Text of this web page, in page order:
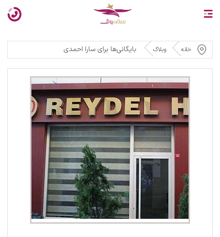
خانه وبلاگ بایگانی‌ها برای سارا احمدی